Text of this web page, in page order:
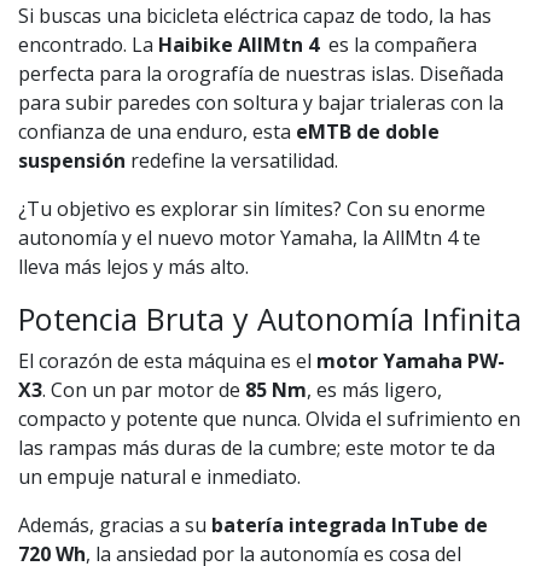
Si buscas una bicicleta eléctrica capaz de todo, la has
encontrado. La Haibike AllMtn 4 es la compañera
perfecta para la orografía de nuestras islas. Diseñada
para subir paredes con soltura y bajar trialeras con la
confianza de una enduro, esta eMTB de doble
suspensión redefine la versatilidad.
¿Tu objetivo es explorar sin límites? Con su enorme
autonomía y el nuevo motor Yamaha, la AllMtn 4 te
lleva más lejos y más alto.
Potencia Bruta y Autonomía Infinita
El corazón de esta máquina es el motor Yamaha PW-
X3. Con un par motor de 85 Nm, es más ligero,
compacto y potente que nunca. Olvida el sufrimiento en
las rampas más duras de la cumbre; este motor te da
un empuje natural e inmediato.
Además, gracias a su batería integrada InTube de
720 Wh, la ansiedad por la autonomía es cosa del